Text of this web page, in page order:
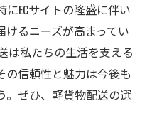
ECサイトの隆盛に伴い
るニーズが高まってい
は私たちの生活を支える
の信頼性と魅力は今後も
。ぜひ、軽貨物配送の選